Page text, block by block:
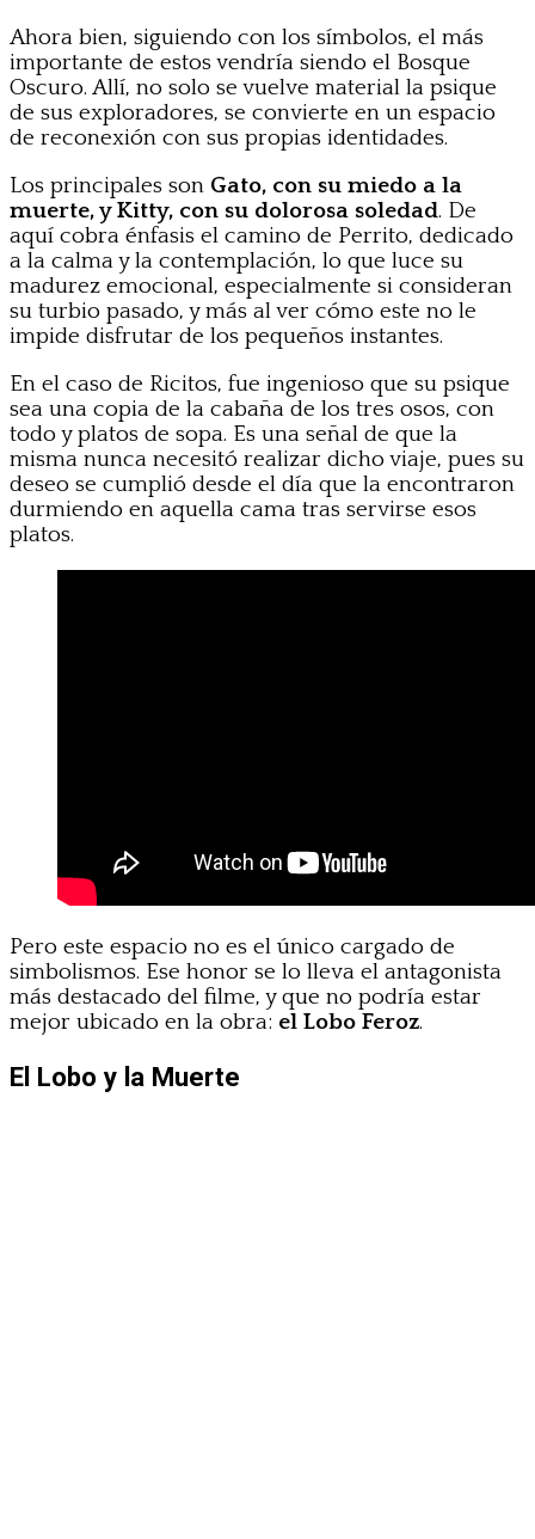
Ahora bien, siguiendo con los símbolos, el más
importante de estos vendría siendo el Bosque
Oscuro. Allí, no solo se vuelve material la psique
de sus exploradores, se convierte en un espacio
de reconexión con sus propias identidades.
Los principales son Gato, con su miedo a la
muerte, y Kitty, con su dolorosa soledad. De
aquí cobra énfasis el camino de Perrito, dedicado
a la calma y la contemplación, lo que luce su
madurez emocional, especialmente si consideran
su turbio pasado, y más al ver cómo este no le
impide disfrutar de los pequeños instantes.
En el caso de Ricitos, fue ingenioso que su psique
sea una copia de la cabaña de los tres osos, con
todo y platos de sopa. Es una señal de que la
misma nunca necesitó realizar dicho viaje, pues su
deseo se cumplió desde el día que la encontraron
durmiendo en aquella cama tras servirse esos
platos.
Pero este espacio no es el único cargado de
simbolismos. Ese honor se lo lleva el antagonista
más destacado del filme, y que no podría estar
mejor ubicado en la obra: el Lobo Feroz.
El Lobo y la Muerte